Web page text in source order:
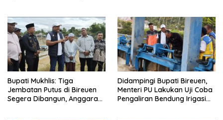
Bupati Mukhlis: Tiga
Jembatan Putus di Bireuen
Segera Dibangun, Anggaran
Didampingi Bupati Bireuen,
Menteri PU Lakukan Uji Coba
Pengaliran Bendung Irigasi